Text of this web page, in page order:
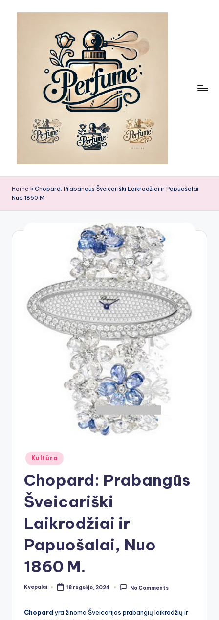
Home » Chopard: Prabangūs Šveicariški Laikrodžiai ir Papuošalai,
Nuo 1860 M.
Posted
in
Kultūra
Chopard: Prabangūs
Šveicariški
Laikrodžiai ir
Papuošalai, Nuo
1860 M.
Posted
Kvepalai 18 rugsėjo, 2024 No Comments
Chopard yra žinoma Šveicarijos prabangių laikrodžių ir